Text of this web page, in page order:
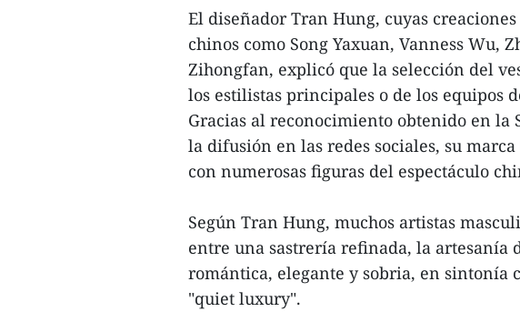
El diseñador Tran Hung, cuyas
chinos como Song Yaxuan, Vanness Wu,
Zihongfan, explicó que la selección del
los estilistas principales o de los equipos
Gracias al reconocimiento obtenido en la
la difusión en las redes sociales, su
con numerosas figuras del espectáculo
Según Tran Hung, muchos artistas
entre una sastrería refinada, la artesanía
romántica, elegante y sobria, en sintonía
"quiet luxury".